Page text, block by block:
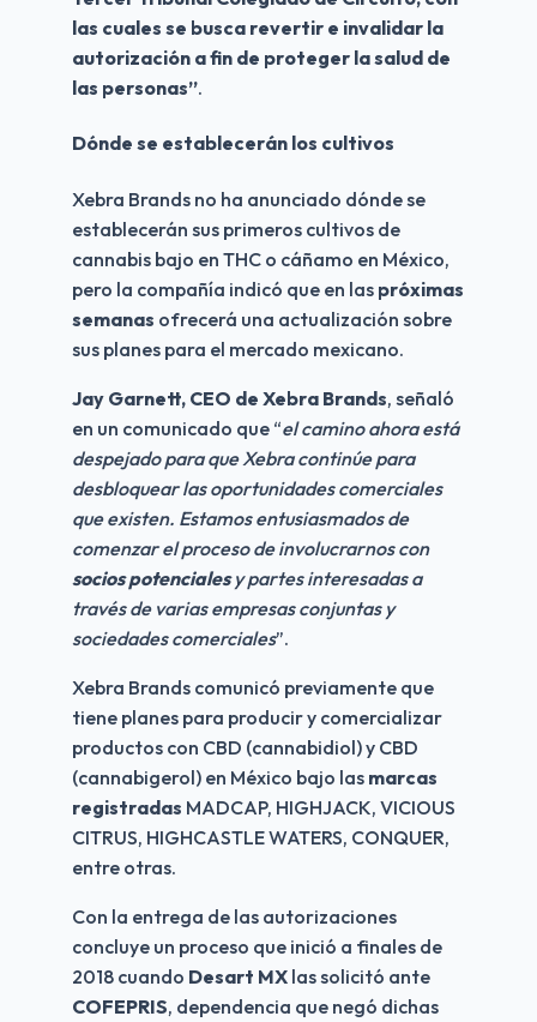
las cuales se busca revertir e invalidar la
autorización a fin de proteger la salud de
las personas”.
Dónde se establecerán los cultivos
Xebra Brands no ha anunciado dónde se
establecerán sus primeros cultivos de
cannabis bajo en THC o cáñamo en México,
pero la compañía indicó que en las próximas
semanas ofrecerá una actualización sobre
sus planes para el mercado mexicano.
Jay Garnett, CEO de Xebra Brands, señaló
en un comunicado que “el camino ahora está
despejado para que Xebra continúe para
desbloquear las oportunidades comerciales
que existen. Estamos entusiasmados de
comenzar el proceso de involucrarnos con
socios potenciales y partes interesadas a
través de varias empresas conjuntas y
sociedades comerciales”.
Xebra Brands comunicó previamente que
tiene planes para producir y comercializar
productos con CBD (cannabidiol) y CBD
(cannabigerol) en México bajo las marcas
registradas MADCAP, HIGHJACK, VICIOUS
CITRUS, HIGHCASTLE WATERS, CONQUER,
entre otras.
Con la entrega de las autorizaciones
concluye un proceso que inició a finales de
2018 cuando Desart MX
COFEPRIS, dependencia que negó dichas